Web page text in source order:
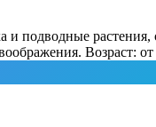
и подводные
Возраст: от